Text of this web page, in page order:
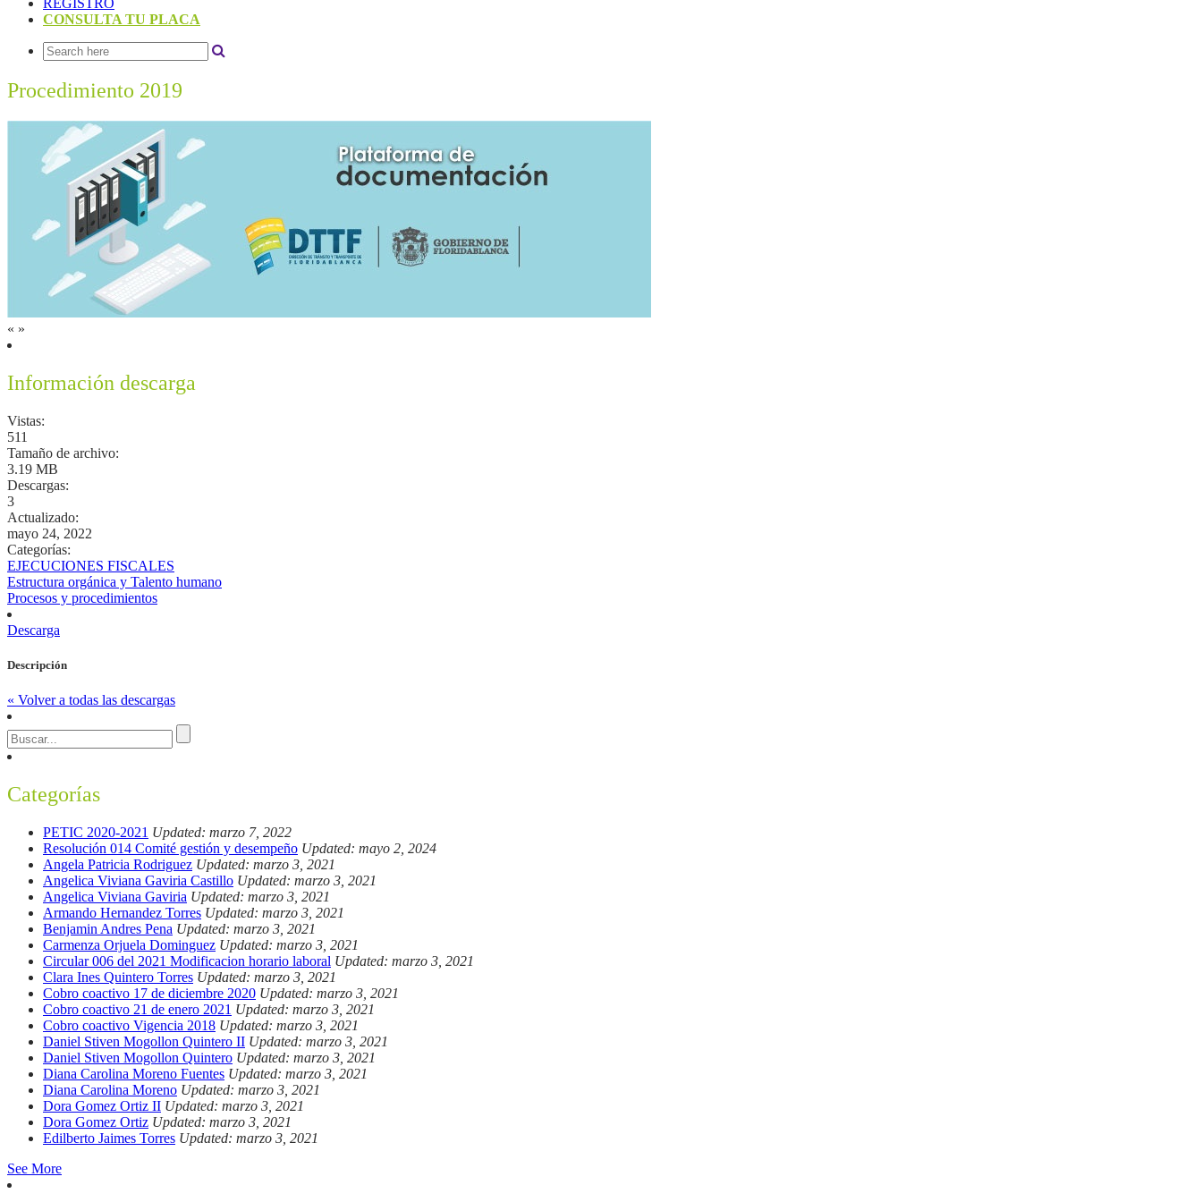
REGISTRO
CONSULTA TU PLACA
Procedimiento 2019
« »
Información descarga
Vistas:
511
Tamaño de archivo:
3.19 MB
Descargas:
3
Actualizado:
mayo 24, 2022
Categorías:
EJECUCIONES FISCALES
Estructura orgánica y Talento humano
Procesos y procedimientos
Descarga
Descripción
« Volver a todas las descargas
Categorías
PETIC 2020-2021 Updated: marzo 7, 2022
Resolución 014 Comité gestión y desempeño Updated: mayo 2, 2024
Angela Patricia Rodriguez Updated: marzo 3, 2021
Angelica Viviana Gaviria Castillo Updated: marzo 3, 2021
Angelica Viviana Gaviria Updated: marzo 3, 2021
Armando Hernandez Torres Updated: marzo 3, 2021
Benjamin Andres Pena Updated: marzo 3, 2021
Carmenza Orjuela Dominguez Updated: marzo 3, 2021
Circular 006 del 2021 Modificacion horario laboral Updated: marzo 3, 2021
Clara Ines Quintero Torres Updated: marzo 3, 2021
Cobro coactivo 17 de diciembre 2020 Updated: marzo 3, 2021
Cobro coactivo 21 de enero 2021 Updated: marzo 3, 2021
Cobro coactivo Vigencia 2018 Updated: marzo 3, 2021
Daniel Stiven Mogollon Quintero II Updated: marzo 3, 2021
Daniel Stiven Mogollon Quintero Updated: marzo 3, 2021
Diana Carolina Moreno Fuentes Updated: marzo 3, 2021
Diana Carolina Moreno Updated: marzo 3, 2021
Dora Gomez Ortiz II Updated: marzo 3, 2021
Dora Gomez Ortiz Updated: marzo 3, 2021
Edilberto Jaimes Torres Updated: marzo 3, 2021
See More